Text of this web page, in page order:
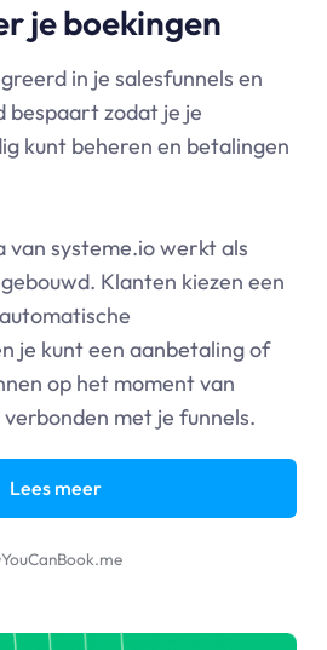
je boekingen
in je salesfunnels en
bespaart zodat je je
kunt beheren en betalingen
van systeme.iowerkt als
Klanten kiezen een
je kunt een aanbetaling of
op het moment van
met je funnels.
Lees meer
YouCanBook.me